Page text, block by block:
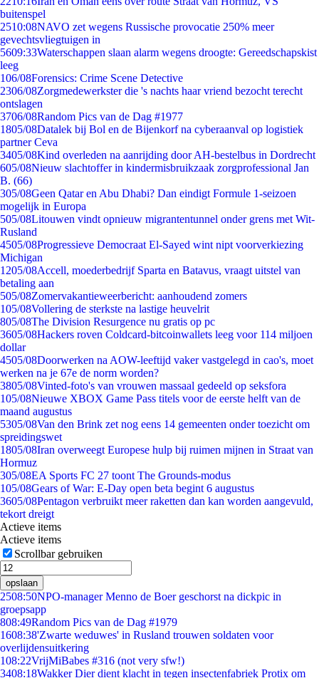
buitenspel
2510:08NAVO zet wegens Russische provocatie 250% meer
gevechtsvliegtuigen in
5609:33Waterschappen slaan alarm wegens droogte: Gereedschapskist
leeg
106/08Forensics: Crime Scene Detective
2306/08Zorgmedewerkster die 's nachts haar vriend bezocht terecht
ontslagen
3706/08Random Pics van de Dag #1977
1805/08Datalek bij Bol en de Bijenkorf na cyberaanval op logistiek
partner Ceva
3405/08Kind overleden na aanrijding door AH-bestelbus in Dordrecht
605/08Nieuw slachtoffer in kindermisbruikzaak zorgprofessional Jan
B. (66)
305/08Geen Qatar en Abu Dhabi? Dan eindigt Formule 1-seizoen
mogelijk in Europa
505/08Litouwen vindt opnieuw migrantentunnel onder grens met Wit-
Rusland
4505/08Progressieve Democraat El-Sayed wint nipt voorverkiezing
Michigan
1205/08Accell, moederbedrijf Sparta en Batavus, vraagt uitstel van
betaling aan
505/08Zomervakantieweerbericht: aanhoudend zomers
105/08Vollering de sterkste na lastige heuvelrit
805/08The Division Resurgence nu gratis op pc
3605/08Hackers roven Coldcard-bitcoinwallets leeg voor 114 miljoen
dollar
4505/08Doorwerken na AOW-leeftijd vaker vastgelegd in cao's, moet
werken na je 67e de norm worden?
3805/08Vinted-foto's van vrouwen massaal gedeeld op seksfora
105/08Nieuwe XBOX Game Pass titels voor de eerste helft van de
maand augustus
5305/08Van den Brink zet nog eens 14 gemeenten onder toezicht om
spreidingswet
1805/08Iran overweegt Europese hulp bij ruimen mijnen in Straat van
Hormuz
305/08EA Sports FC 27 toont The Grounds-modus
105/08Gears of War: E-Day open beta begint 6 augustus
3605/08Pentagon verbruikt meer raketten dan kan worden aangevuld,
tekort dreigt
Actieve items
Actieve items
Scrollbar gebruiken
opslaan
2508:50NPO-manager Menno de Boer geschorst na dickpic in
groepsapp
808:49Random Pics van de Dag #1979
1608:38'Zwarte weduwes' in Rusland trouwen soldaten voor
overlijdensuitkering
108:22VrijMiBabes #316 (not very sfw!)
3408:18Wakker Dier dient klacht in tegen insectenfabriek Protix om